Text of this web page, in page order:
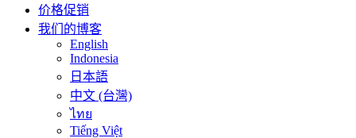
价格促销
我们的博客
English
Indonesia
日本語
中文 (台灣)
ไทย
Tiếng Việt